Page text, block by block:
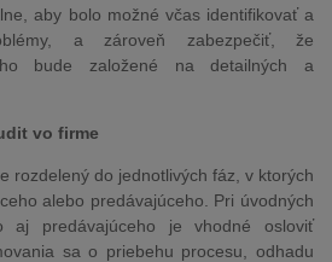
aby bolo možné včas identifikovať a
a zároveň zabezpečiť, že
bude založené na detailných a
vo firme
rozdelený do jednotlivých fáz, v ktorých
alebo predávajúceho. Pri úvodných
aj predávajúceho je vhodné osloviť
sa o priebehu procesu, odhadu